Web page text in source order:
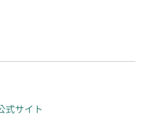
式サイト